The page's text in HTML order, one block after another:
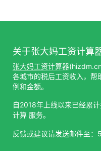
关于张大妈工资计算
张大妈工资计算器
各城市的税后工资收入，帮
例和金额。
自2018年上线以来已经累
计算 服务。
反馈或建议请发送邮件至